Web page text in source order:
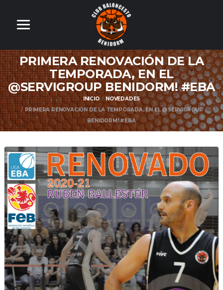
PRIMERA RENOVACIÓN DE LA
TEMPORADA, EN EL
@SERVIGROUP BENIDORM! #EBA
INICIO
NOVEDADES
PRIMERA RENOVACIÓN DE LA TEMPORADA, EN EL @SERVIGROUP
BENIDORM! #EBA